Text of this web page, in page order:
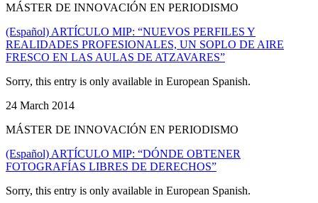
MÁSTER DE INNOVACIÓN EN PERIODISMO
(Español) ARTÍCULO MIP: “NUEVOS PERFILES Y
REALIDADES PROFESIONALES, UN SOPLO DE AIRE
FRESCO EN LAS AULAS DE ATZAVARES”
Sorry, this entry is only available in European Spanish.
24 March 2014
MÁSTER DE INNOVACIÓN EN PERIODISMO
(Español) ARTÍCULO MIP: “DÓNDE OBTENER
FOTOGRAFÍAS LIBRES DE DERECHOS”
Sorry, this entry is only available in European Spanish.